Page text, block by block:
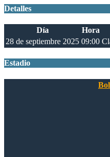
Detalles
Día Hora
28 de septiembre 2025 09:00
Estadio